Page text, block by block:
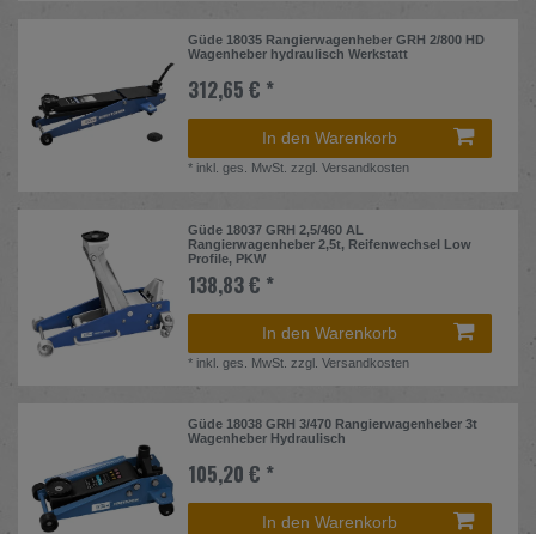
Güde 18035 Rangierwagenheber GRH 2/800 HD
Wagenheber hydraulisch Werkstatt
312,65 € *
In den Warenkorb
* inkl. ges. MwSt. zzgl.Versandkosten
Güde 18037 GRH 2,5/460 AL
Rangierwagenheber 2,5t, Reifenwechsel Low
Profile, PKW
138,83 € *
In den Warenkorb
* inkl. ges. MwSt. zzgl.Versandkosten
Güde 18038 GRH 3/470 Rangierwagenheber 3t
Wagenheber Hydraulisch
105,20 € *
In den Warenkorb